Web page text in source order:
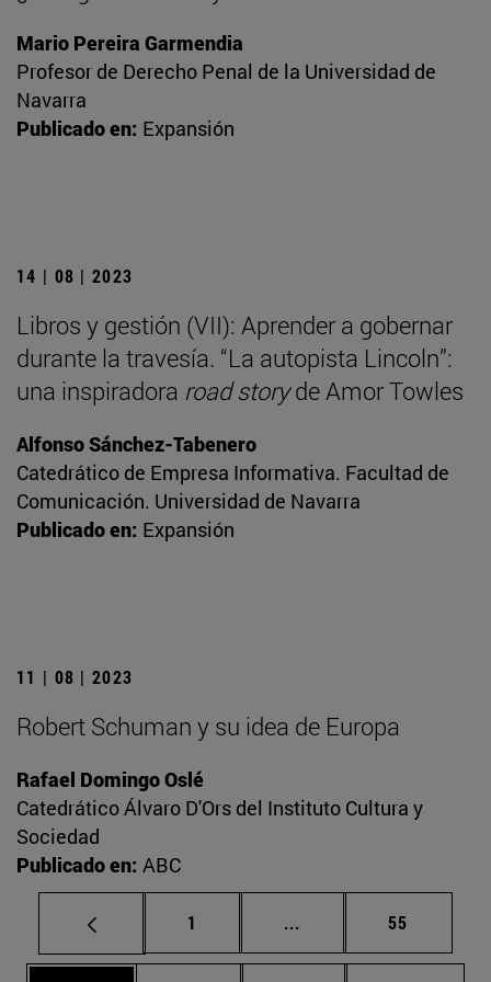
Mario Pereira Garmendia
Profesor de Derecho Penal de la Universidad de
Navarra
Publicado en: Expansión
14 | 08 | 2023
Libros y gestión (VII): Aprender a gobernar
durante la travesía. “La autopista Lincoln”:
una inspiradora road storyde Amor Towles
Alfonso Sánchez-Tabenero
Catedrático de Empresa Informativa. Facultad de
Comunicación. Universidad de Navarra
Publicado en: Expansión
11 | 08 | 2023
Robert Schuman y su idea de Europa
Rafael Domingo Oslé
Catedrático Álvaro D'Ors del Instituto Cultura y
Sociedad
Publicado en: ABC
Página
1 ... Páginas intermedias
Página
55